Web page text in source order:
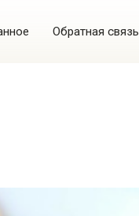
Обратная связь